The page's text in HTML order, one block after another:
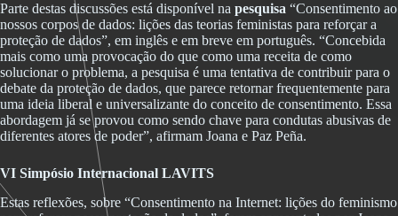
Parte destas discussões está disponível na pesquisa “Consentimento ao
nossos corpos de dados: lições das teorias feministas para reforçar a
proteção de dados”, em inglês e em breve em português. “Concebida
mais como uma provocação do que como uma receita de como
solucionar o problema, a pesquisa é uma tentativa de contribuir para o
debate da proteção de dados, que parece retornar frequentemente para
uma ideia liberal e universalizante do conceito de consentimento. Essa
abordagem já se provou como sendo chave para condutas abusivas de
diferentes atores de poder”, afirmam Joana e Paz Peña.
VI Simpósio Internacional LAVITS
Estas reflexões, sobre “Consentimento na Internet: lições do feminismo